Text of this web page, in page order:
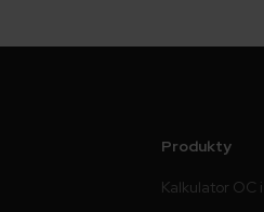
Produkty
Kalkulator OC